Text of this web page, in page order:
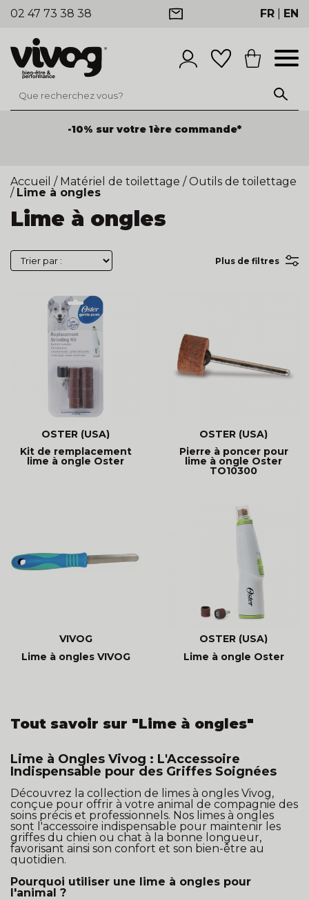
02 47 73 38 38 FR EN
-10% sur votre 1ère commande*
Accueil / Matériel de toilettage / Outils de toilettage
/ Lime à ongles
Lime à ongles
Plus de filtres
OSTER (USA)
Kit de remplacement
lime à ongle Oster
OSTER (USA)
Pierre à poncer pour
lime à ongle Oster
TO10300
VIVOG
Lime à ongles VIVOG
OSTER (USA)
Lime à ongle Oster
Tout savoir sur "Lime à ongles"
Lime à Ongles Vivog : L'Accessoire
Indispensable pour des Griffes Soignées
Découvrez la collection de limes à ongles Vivog,
conçue pour offrir à votre animal de compagnie des
soins précis et professionnels. Nos limes à ongles
sont l'accessoire indispensable pour maintenir les
griffes du chien ou chat à la bonne longueur,
favorisant ainsi son confort et son bien-être au
quotidien.
Pourquoi utiliser une lime à ongles pour
l'animal ?